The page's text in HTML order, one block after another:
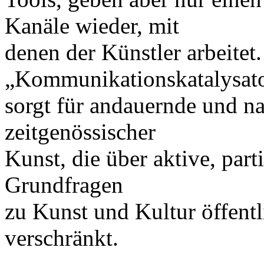
Kanäle wieder, mit
denen der Künstler
sorgt für andauernde und
zeitgenössischer
Kunst, die über aktive,
Grundfragen
zu Kunst und Kultur
verschränkt.